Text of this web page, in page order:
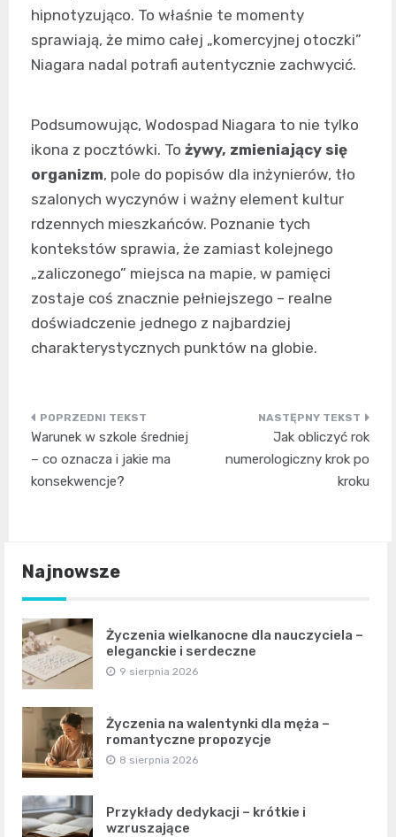
hipnotyzująco. To właśnie te momenty
sprawiają, że mimo całej „komercyjnej otoczki”
Niagara nadal potrafi autentycznie zachwycić.
Podsumowując, Wodospad Niagara to nie tylko
ikona z pocztówki. To żywy, zmieniający się
organizm, pole do popisów dla inżynierów, tło
szalonych wyczynów i ważny element kultur
rdzennych mieszkańców. Poznanie tych
kontekstów sprawia, że zamiast kolejnego
„zaliczonego” miejsca na mapie, w pamięci
zostaje coś znacznie pełniejszego – realne
doświadczenie jednego z najbardziej
charakterystycznych punktów na globie.
Nawigacja
wpisu
Warunek w szkole średniej
– co oznacza i jakie ma
konsekwencje?
Jak obliczyć rok
numerologiczny krok po
kroku
Najnowsze
Życzenia wielkanocne dla nauczyciela –
eleganckie i serdeczne
9 sierpnia 2026
Życzenia na walentynki dla męża –
romantyczne propozycje
8 sierpnia 2026
Przykłady dedykacji – krótkie i
wzruszające